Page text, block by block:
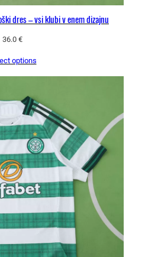
dres – vsi klubi v enem dizajnu
36.0 €
options